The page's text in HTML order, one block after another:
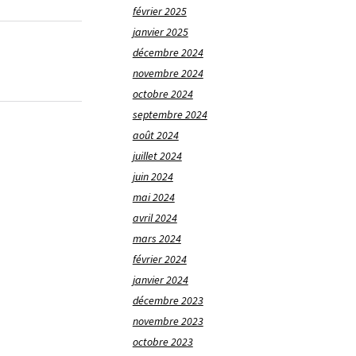
février 2025
janvier 2025
décembre 2024
novembre 2024
octobre 2024
septembre 2024
août 2024
juillet 2024
juin 2024
mai 2024
avril 2024
mars 2024
février 2024
janvier 2024
décembre 2023
novembre 2023
octobre 2023